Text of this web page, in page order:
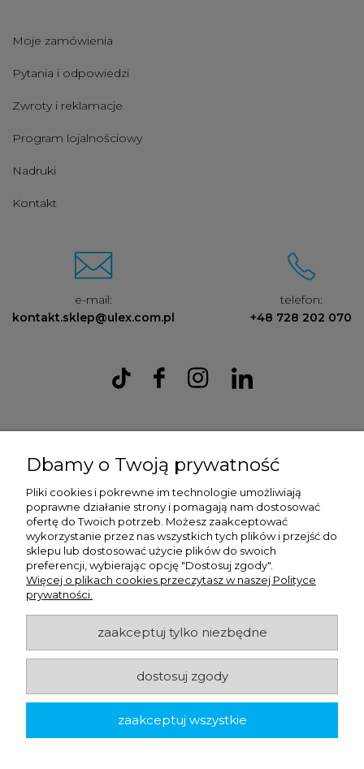
Moje zamówienia
Pytania i odpowiedzi
Zwroty i reklamacje
Program lojalnościowy
Nadruki
Kontakt
e-mail:
kontakt.sklep@ulex.com.pl
telefon:
+48 728 202 070
Ulex Sp. z O.O. , ul. T.T. Jeża 15, 43-300 Bielsko Biała, woj. śląskie,
9372470787
ulex.com.pl © 2026
Made with by
pokaż pełną wersję strony
Dbamy o Twoją prywatność
Pliki cookies i pokrewne im technologie umożliwiają
poprawne działanie strony i pomagają nam dostosować
ofertę do Twoich potrzeb. Możesz zaakceptować
wykorzystanie przez nas wszystkich tych plików i przejść do
sklepu lub dostosować użycie plików do swoich
preferencji, wybierając opcję "Dostosuj zgody".
Więcej o plikach cookies przeczytasz w naszej Polityce
prywatności.
zaakceptuj tylko niezbędne
dostosuj zgody
zaakceptuj wszystkie